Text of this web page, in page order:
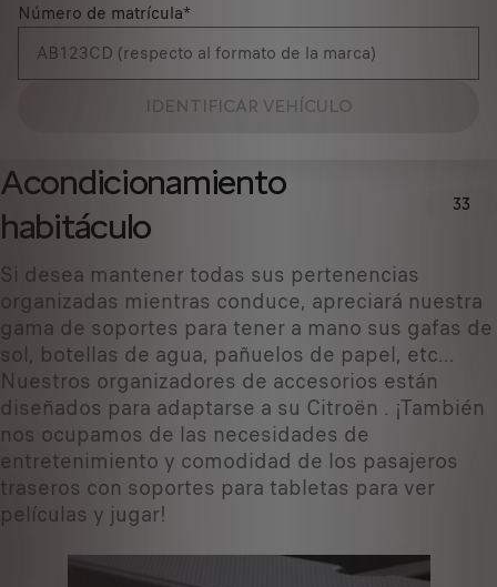
Número de matrícula*
IDENTIFICAR VEHÍCULO
Acondicionamiento
habitáculo
33
Si desea mantener todas sus pertenencias
organizadas mientras conduce, apreciará nuestra
gama de soportes para tener a mano sus gafas de
sol, botellas de agua, pañuelos de papel, etc...
Nuestros organizadores de accesorios están
diseñados para adaptarse a su Citroën . ¡También
nos ocupamos de las necesidades de
entretenimiento y comodidad de los pasajeros
traseros con soportes para tabletas para ver
películas y jugar!